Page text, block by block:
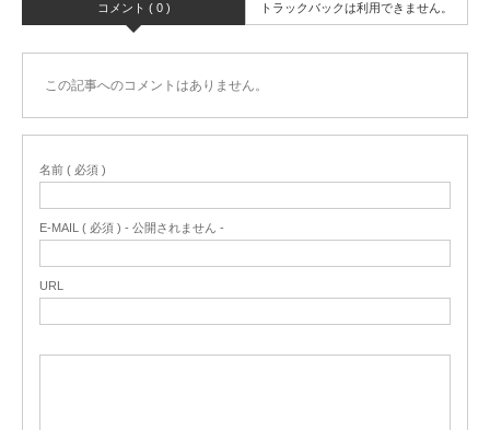
コメント ( 0 ) トラックバックは利用できません。
この記事へのコメントはありません。
名前 ( 必須 )
E-MAIL ( 必須 ) - 公開されません -
URL